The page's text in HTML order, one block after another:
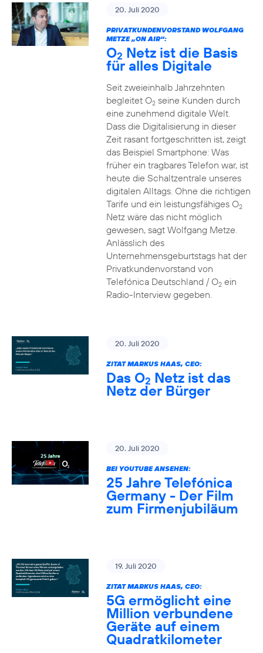
20. Juli 2020
PRIVATKUNDENVORSTAND WOLFGANG
METZE „ON AIR“:
O2 Netz ist die Basis
für alles Digitale
Seit zweieinhalb Jahrzehnten
begleitet O2seine Kunden durch
eine zunehmend digitale Welt.
Dass die Digitalisierung in dieser
Zeit rasant fortgeschritten ist, zeigt
das Beispiel Smartphone: Was
früher ein tragbares Telefon war, ist
heute die Schaltzentrale unseres
digitalen Alltags. Ohne die richtigen
Tarife und ein leistungsfähiges O2
Netz wäre das nicht möglich
gewesen, sagt Wolfgang Metze.
Anlässlich des
Unternehmensgeburtstags hat der
Privatkundenvorstand von
Telefónica Deutschland / O2ein
Radio-Interview gegeben.
20. Juli 2020
ZITAT MARKUS HAAS, CEO:
Das O2 Netz ist das
Netz der Bürger
20. Juli 2020
BEI YOUTUBE ANSEHEN:
25 Jahre Telefónica
Germany - Der Film
zum Firmenjubiläum
19. Juli 2020
ZITAT MARKUS HAAS, CEO:
5G ermöglicht eine
Million verbundene
Geräte auf einem
Quadratkilometer